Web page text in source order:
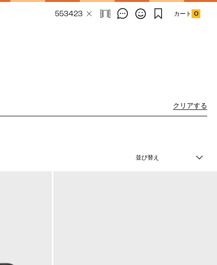
カート 0
クリアする
並び替え
By signing up to our newsletter you are